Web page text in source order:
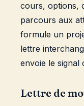
cours, options,
parcours aux
formule un
lettre
envoie le signal
Lettre de